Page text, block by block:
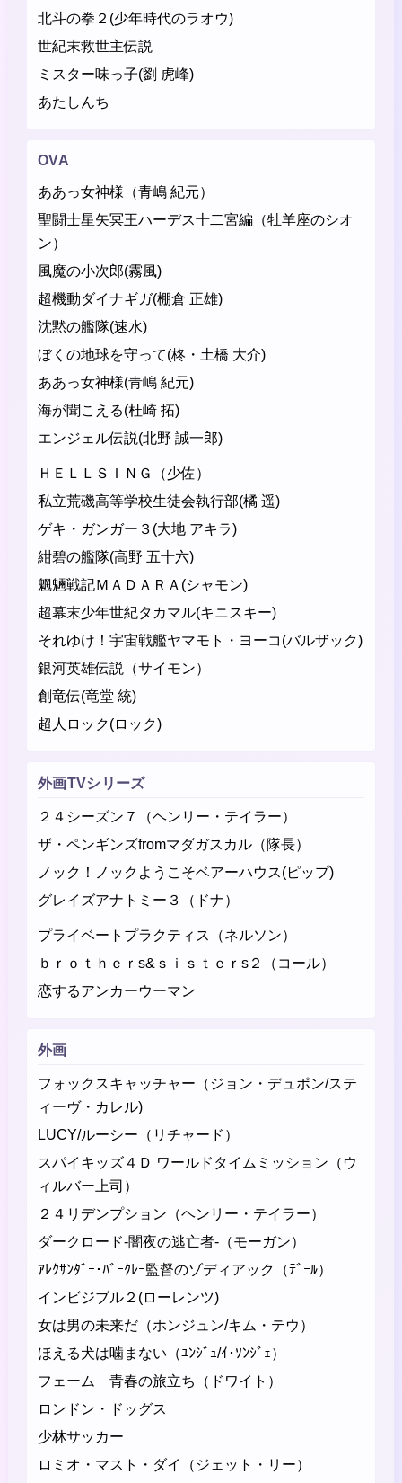
北斗の拳２(少年時代のラオウ)
世紀末救世主伝説
ミスター味っ子(劉 虎峰)
あたしんち
OVA
ああっ女神様（青嶋 紀元）
聖闘士星矢冥王ハーデス十二宮編（牡羊座のシオ
ン）
風魔の小次郎(霧風)
超機動ダイナギガ(棚倉 正雄)
沈黙の艦隊(速水)
ぼくの地球を守って(柊・土橋 大介)
ああっ女神様(青嶋 紀元)
海が聞こえる(杜崎 拓)
エンジェル伝説(北野 誠一郎)
ＨＥＬＬＳＩＮＧ（少佐）
私立荒磯高等学校生徒会執行部(橘 遥)
ゲキ・ガンガー３(大地 アキラ)
紺碧の艦隊(高野 五十六)
魍魎戦記ＭＡＤＡＲＡ(シャモン)
超幕末少年世紀タカマル(キニスキー)
それゆけ！宇宙戦艦ヤマモト・ヨーコ(バルザック)
銀河英雄伝説（サイモン）
創竜伝(竜堂 統)
超人ロック(ロック)
外画TVシリーズ
２４シーズン７（ヘンリー・テイラー）
ザ・ペンギンズfromマダガスカル（隊長）
ノック！ノックようこそベアーハウス(ピップ)
グレイズアナトミー３（ドナ）
プライベートプラクティス（ネルソン）
ｂｒｏｔｈｅｒs&ｓｉｓｔｅｒs２（コール）
恋するアンカーウーマン
外画
フォックスキャッチャー（ジョン・デュポン/ステ
ィーヴ・カレル)
LUCY/ルーシー（リチャード）
スパイキッズ４Ｄ ワールドタイムミッション（ウ
ィルバー上司）
２４リデンプション（ヘンリー・テイラー）
ダークロード-闇夜の逃亡者-（モーガン）
ｱﾚｸｻﾝﾀﾞｰ･ﾊﾞｰｸﾚｰ監督のゾディアック（ﾃﾞｰﾙ）
インビジブル２(ローレンツ)
女は男の未来だ（ホンジュン/キム・テウ）
ほえる犬は噛まない（ﾕﾝｼﾞｭ/ｲ･ｿﾝｼﾞｪ）
フェーム 青春の旅立ち（ドワイト）
ロンドン・ドッグス
少林サッカー
ロミオ・マスト・ダイ（ジェット・リー）